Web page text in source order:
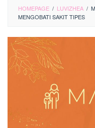
HOMEPAGE / LUVIZHEA /
MENGOBATI SAKIT TIPES